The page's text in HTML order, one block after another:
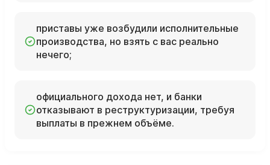
приставы уже возбудили исполнительные
производства, но взять с вас реально
нечего;
официального дохода нет, и банки
отказывают в реструктуризации, требуя
выплаты в прежнем объёме.